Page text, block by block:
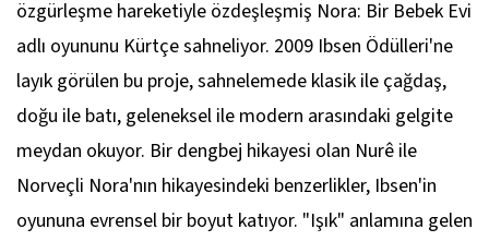
özgürleşme hareketiyle özdeşleşmiş Nora: Bir Bebek Evi
adlı oyununu Kürtçe sahneliyor. 2009 Ibsen Ödülleri'ne
layık görülen bu proje, sahnelemede klasik ile çağdaş,
doğu ile batı, geleneksel ile modern arasındaki gelgite
meydan okuyor. Bir dengbej hikayesi olan Nurê ile
Norveçli Nora'nın hikayesindeki benzerlikler, Ibsen'in
oyununa evrensel bir boyut katıyor. "Işık" anlamına gelen